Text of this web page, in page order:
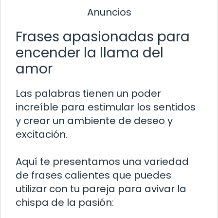
Anuncios
Frases apasionadas para
encender la llama del
amor
Las palabras tienen un poder
increíble para estimular los sentidos
y crear un ambiente de deseo y
excitación.
Aquí te presentamos una variedad
de frases calientes que puedes
utilizar con tu pareja para avivar la
chispa de la pasión: